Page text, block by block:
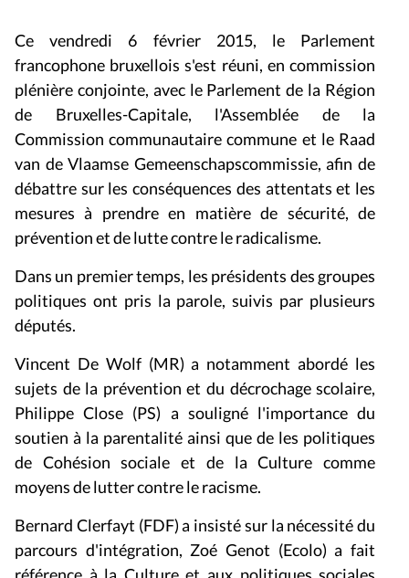
Ce vendredi 6 février 2015, le Parlement
francophone bruxellois s'est réuni, en commission
plénière conjointe, avec le Parlement de la Région
de Bruxelles-Capitale, l'Assemblée de la
Commission communautaire commune et le Raad
van de Vlaamse Gemeenschapscommissie, afin de
débattre sur les conséquences des attentats et les
mesures à prendre en matière de sécurité, de
prévention et de lutte contre le radicalisme.
Dans un premier temps, les présidents des groupes
politiques ont pris la parole, suivis par plusieurs
députés.
Vincent De Wolf (MR) a notamment abordé les
sujets de la prévention et du décrochage scolaire,
Philippe Close (PS) a souligné l'importance du
soutien à la parentalité ainsi que de les politiques
de Cohésion sociale et de la Culture comme
moyens de lutter contre le racisme.
Bernard Clerfayt (FDF) a insisté sur la nécessité du
parcours d'intégration, Zoé Genot (Ecolo) a fait